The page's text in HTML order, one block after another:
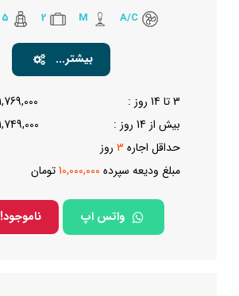
A/C
M
2
5
بیشتر...
3 تا 14 روز : 1,769,000
بیش از 14 روز : 1,749,000
حداقل اجاره3روز
مبلغ ودیعه سپرده10,000,000تومان
واتس اپ ناموجود!